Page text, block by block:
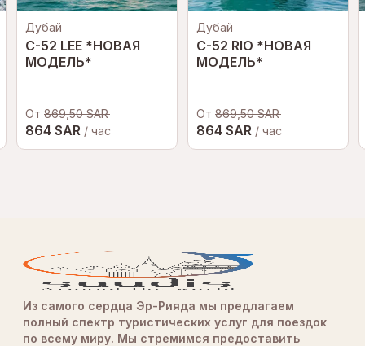
Дубай
C-52 LEE *НОВАЯ
МОДЕЛЬ*
От 869,50 SAR
864 SAR / час
Дубай
C-52 RIO *НОВАЯ
МОДЕЛЬ*
От 869,50 SAR
864 SAR / час
Из самого сердца Эр-Рияда мы предлагаем
полный спектр туристических услуг для поездок
по всему миру. Мы стремимся предоставить